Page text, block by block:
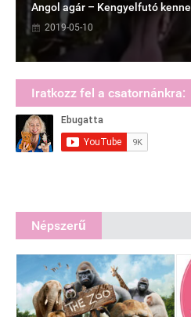
Angol agár – Kengyelfutó kennel
2019-05-10
Iratkozz fel a csatornánkra:
Népszerű